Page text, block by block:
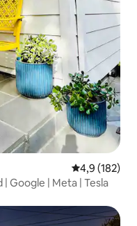
4,9 de uma
4,9 (182)
Google | Meta | Tesla